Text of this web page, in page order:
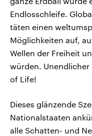
Endlosschleife.
täten einen
Möglichkeiten auf,
Wellen der Freiheit
würden. Unendlicher
of Life!
Dieses glänzende
Nationalstaaten
alle Schatten- und